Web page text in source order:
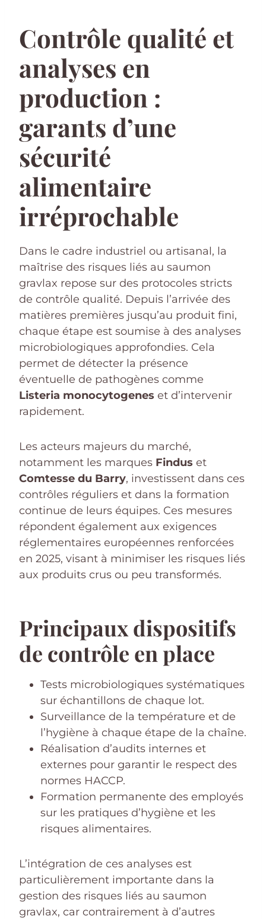
Contrôle qualité et
analyses en
production :
garants d’une
sécurité
alimentaire
irréprochable
Dans le cadre industriel ou artisanal, la
maîtrise des risques liés au saumon
gravlax repose sur des protocoles stricts
de contrôle qualité. Depuis l’arrivée des
matières premières jusqu’au produit fini,
chaque étape est soumise à des analyses
microbiologiques approfondies. Cela
permet de détecter la présence
éventuelle de pathogènes comme
Listeria monocytogenes et d’intervenir
rapidement.
Les acteurs majeurs du marché,
notamment les marques Findus et
Comtesse du Barry, investissent dans ces
contrôles réguliers et dans la formation
continue de leurs équipes. Ces mesures
répondent également aux exigences
réglementaires européennes renforcées
en 2025, visant à minimiser les risques liés
aux produits crus ou peu transformés.
Principaux dispositifs
de contrôle en place
Tests microbiologiques systématiques
sur échantillons de chaque lot.
Surveillance de la température et de
l’hygiène à chaque étape de la chaîne.
Réalisation d’audits internes et
externes pour garantir le respect des
normes HACCP.
Formation permanente des employés
sur les pratiques d’hygiène et les
risques alimentaires.
L’intégration de ces analyses est
particulièrement importante dans la
gestion des risques liés au saumon
gravlax, car contrairement à d’autres